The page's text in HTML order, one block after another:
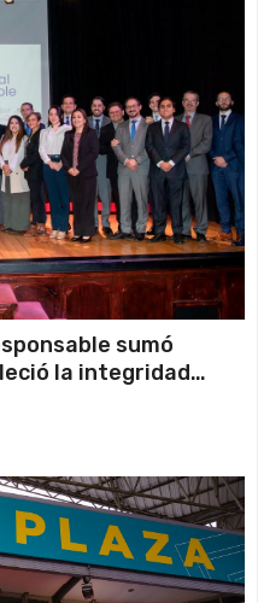
sumó
la integridad